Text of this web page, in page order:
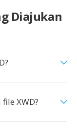
Diajukan
XWD?